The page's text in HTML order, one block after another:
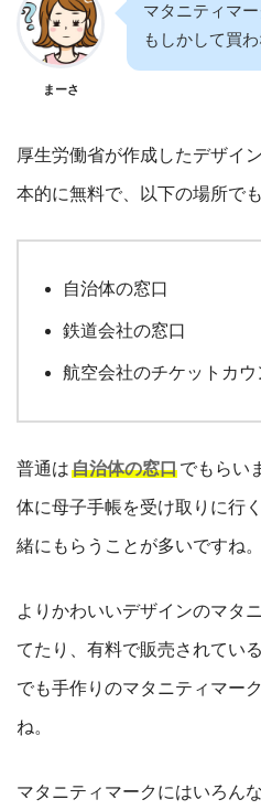
まーさ
マタニティマ
もしかして買
厚生労働省が作成したデザイ
本的に無料で、以下の場所で
自治体の窓口
鉄道会社の窓口
航空会社のチケットカウ
普通は自治体の窓口でもらい
体に母子手帳を受け取りに行
緒にもらうことが多いですね。
よりかわいいデザインのマタ
てたり、有料で販売されてい
でも手作りのマタニティマー
ね。
マタニティマークにはいろん